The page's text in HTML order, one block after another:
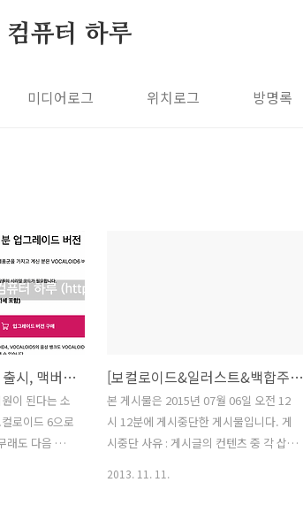
컴퓨터 하루
미디어로그 위치로그 방명록
보컬로이드6 에디터 출시, 맥버전 1분 사용기
이 된다는 소
로이드 6으로
래도 다음 버
[보컬로이드&일러스트&백합주의]보컬로이드 일러스트 95개 모음
본 게시물은 2015년 07월 06일 오전 12
시 12분에 게시중단한 게시물입니다. 게
시중단 사유 : 게시글의 컨텐츠 중 각 삽화
2013. 11. 11.